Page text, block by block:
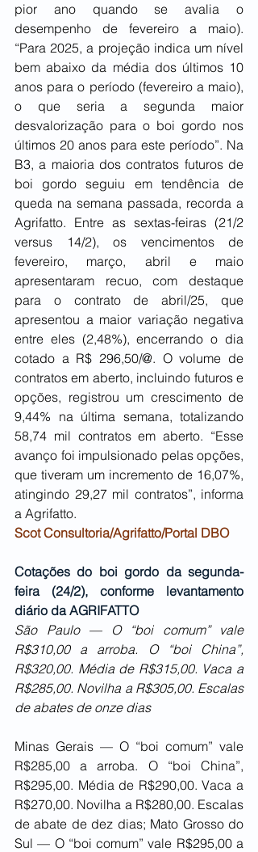
pior ano quando se avalia o
desempenho de fevereiro a maio).
“Para 2025, a projeção indica um nível
bem abaixo da média dos últimos 10
anos para o período (fevereiro a maio),
o que seria a segunda maior
desvalorização para o boi gordo nos
últimos 20 anos para este período”. Na
B3, a maioria dos contratos futuros de
boi gordo seguiu em tendência de
queda na semana passada, recorda a
Agrifatto. Entre as sextas-feiras (21/2
versus 14/2), os vencimentos de
fevereiro, março, abril e maio
apresentaram recuo, com destaque
para o contrato de abril/25, que
apresentou a maior variação negativa
entre eles (2,48%), encerrando o dia
cotado a R$ 296,50/@. O volume de
contratos em aberto, incluindo futuros e
opções, registrou um crescimento de
9,44% na última semana, totalizando
58,74 mil contratos em aberto. “Esse
avanço foi impulsionado pelas opções,
que tiveram um incremento de 16,07%,
atingindo 29,27 mil contratos”, informa
a Agrifatto.
Scot Consultoria/Agrifatto/Portal DBO
Cotações do boi gordo da segunda-
feira (24/2), conforme levantamento
diário da AGRIFATTO
São Paulo — O “boi comum” vale
R$310,00 a arroba. O “boi China”,
R$320,00. Média de R$315,00. Vaca a
R$285,00. Novilha a R$305,00. Escalas
de abates de onze dias
Minas Gerais — O “boi comum” vale
R$285,00 a arroba. O “boi China”,
R$295,00. Média de R$290,00. Vaca a
R$270,00. Novilha a R$280,00. Escalas
de abate de dez dias; Mato Grosso do
Sul — O “boi comum” vale R$295,00 a